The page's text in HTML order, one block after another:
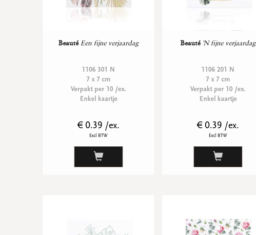
Beauté Een fijne verjaardag
1106 301 N
7 x 7 cm
Verpakt per 10 /ex.
Enkel kaartje
€ 0.39 /ex.
Excl BTW
Beauté 'N fijne verjaardag
1106 201 N
7 x 7 cm
Verpakt per 10 /ex.
Enkel kaartje
€ 0.39 /ex.
Excl BTW